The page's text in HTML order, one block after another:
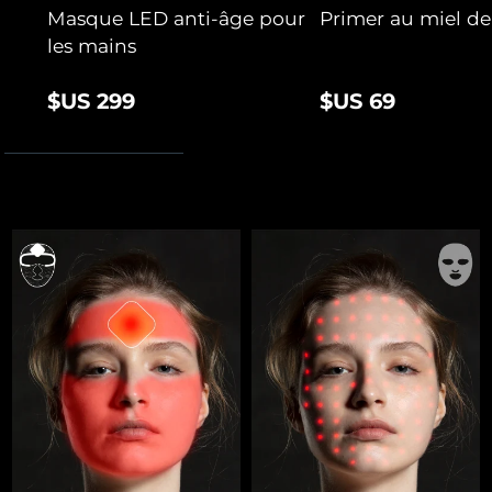
Masque LED anti-âge pour
les mains
$US 299
Primer au miel
$US 69